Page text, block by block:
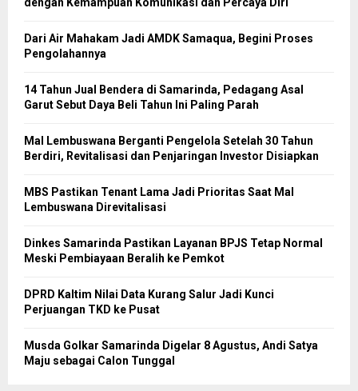
Dari Air Mahakam Jadi AMDK Samaqua, Begini Proses
Pengolahannya
14 Tahun Jual Bendera di Samarinda, Pedagang Asal
Garut Sebut Daya Beli Tahun Ini Paling Parah
Mal Lembuswana Berganti Pengelola Setelah 30 Tahun
Berdiri, Revitalisasi dan Penjaringan Investor Disiapkan
MBS Pastikan Tenant Lama Jadi Prioritas Saat Mal
Lembuswana Direvitalisasi
Dinkes Samarinda Pastikan Layanan BPJS Tetap Normal
Meski Pembiayaan Beralih ke Pemkot
DPRD Kaltim Nilai Data Kurang Salur Jadi Kunci
Perjuangan TKD ke Pusat
Musda Golkar Samarinda Digelar 8 Agustus, Andi Satya
Maju sebagai Calon Tunggal